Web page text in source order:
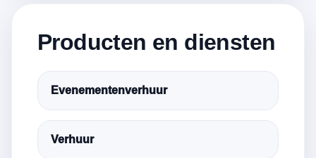
Producten en diensten
Evenementenverhuur
Verhuur